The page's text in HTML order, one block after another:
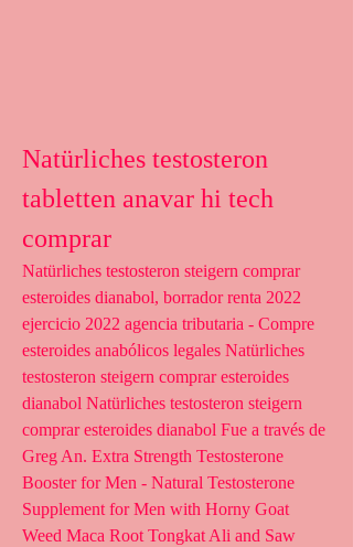
Natürliches testosteron
tabletten anavar hi tech
comprar
Natürliches testosteron steigern comprar
esteroides dianabol, borrador renta 2022
ejercicio 2022 agencia tributaria - Compre
esteroides anabólicos legales Natürliches
testosteron steigern comprar esteroides
dianabol Natürliches testosteron steigern
comprar esteroides dianabol Fue a través de
Greg An. Extra Strength Testosterone
Booster for Men - Natural Testosterone
Supplement for Men with Horny Goat
Weed Maca Root Tongkat Ali and Saw